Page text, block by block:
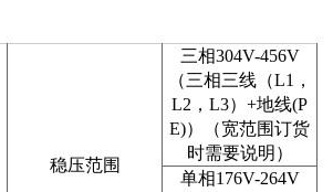
稳压范围
三相304V-456V
（三相三线（L1，
L2，L3）+地线(P
E)）（宽范围订货
时需要说明）
单相176V-264V